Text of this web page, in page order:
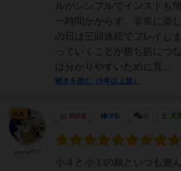
ルがシンプルでインストも
一時間かからず、非常に楽
の日は三回連続でプレイし
っていくことが勝ち筋につ
は分かりやすいために見...
続きを読む（5年以上前）
858名 9名 充
小４と小１の娘といつも遊
仙人